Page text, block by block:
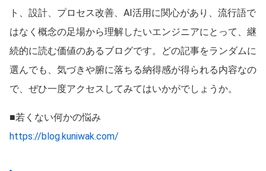
ト、設計、プロセス改善、AI活用に関心があり、流行語で
はなく概念の足場から理解したいエンジニアにとって、継
続的に読む価値のあるブログです。どの記事をランダムに
選んでも、気づきや腑に落ちる納得感が得られる内容なの
で、ぜひ一度アクセスしてみてはいかがでしょうか。
■若くない何かの悩み
https://blog.kuniwak.com/